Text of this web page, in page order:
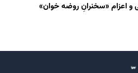
و اعزام «سخنرانِ روضه خوان»